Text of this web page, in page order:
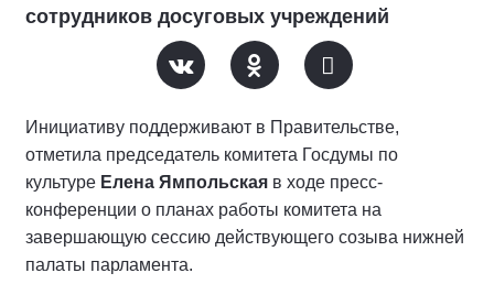
сотрудников досуговых учреждений
Инициативу поддерживают в Правительстве,
отметила председатель комитета Госдумы по
культуре Елена Ямпольская в ходе пресс-
конференции о планах работы комитета на
завершающую сессию действующего созыва нижней
палаты парламента.